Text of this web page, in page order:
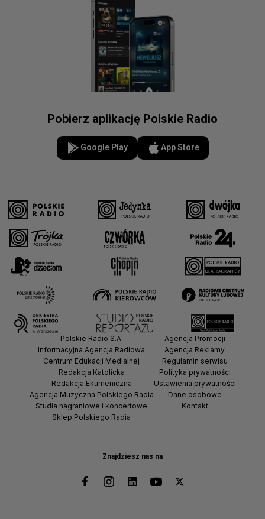
Pobierz aplikację Polskie Radio
Google Play App Store
Znajdziesz nas na
Polskie Radio S.A.
Informacyjna Agencja Radiowa
Centrum Edukacji Medialnej
Redakcja Katolicka
Redakcja Ekumeniczna
Agencja Muzyczna Polskiego Radia
Studia nagraniowe i koncertowe
Sklep Polskiego Radia
Agencja Promocji
Agencja Reklamy
Regulamin serwisu
Polityka prywatności
Ustawienia prywatności
Dane osobowe
Kontakt